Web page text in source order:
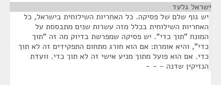
ישראל גלעד
יש גוף שלם של פסיקה. כל האחריות השילוחית בישראל, כל
האחריות השילוחית בכלל מזה עשרות שנים מתבססת על
המונח "תוך כדי". יש פסיקה שמפרשת בדיוק מה זה "תוך
כדי", והיא אומרת: אם הוא חורג מתחום התפקידים זה לא תוך
כדי. אם הוא פועל מתוך מניע אישי זה לא תוך כדי. וועדת
הנזיקין שדנה - - -